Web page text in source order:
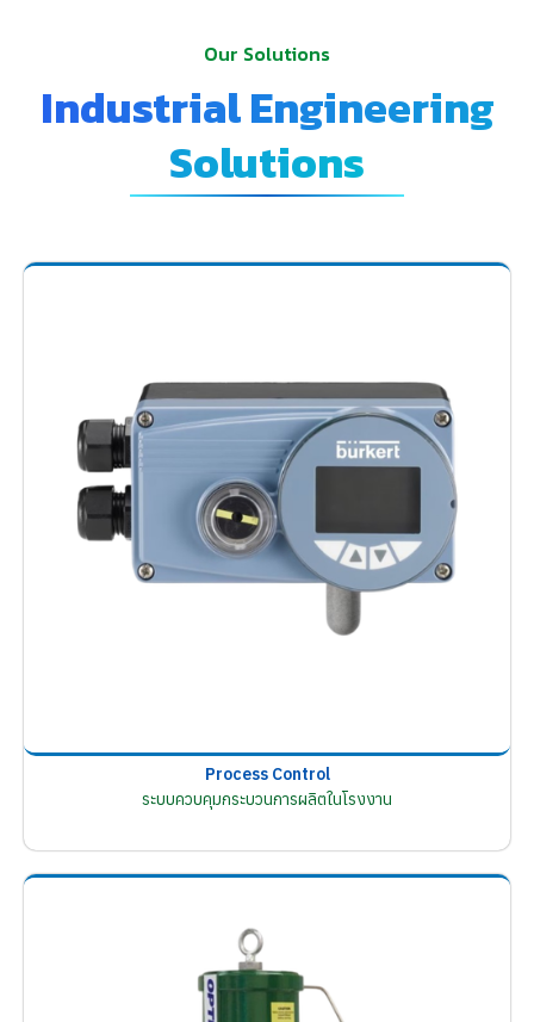
Our Solutions
Industrial Engineering
Solutions
Process Control
ระบบควบคุมกระบวนการผลิตในโรงงาน